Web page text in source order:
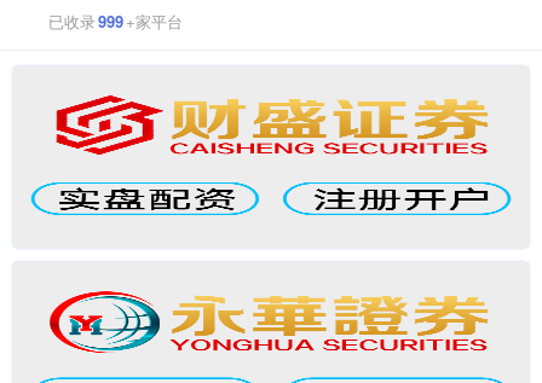
已收录999+家平台